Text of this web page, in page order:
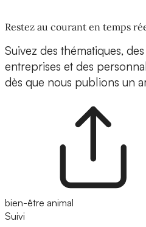
Restez au courant en temps
Suivez des thématiques,
entreprises et des
dès que nous publions un
bien-être animal
Suivi